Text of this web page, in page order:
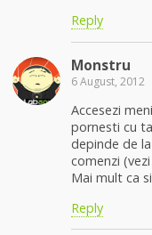
Reply
Monstru
6 August, 2012
Accesezi
pornesti cu
depinde de
comenzi
Mai mult ca
Reply